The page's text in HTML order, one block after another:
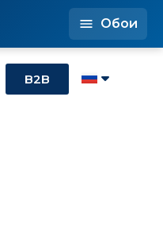
B2B
Обои